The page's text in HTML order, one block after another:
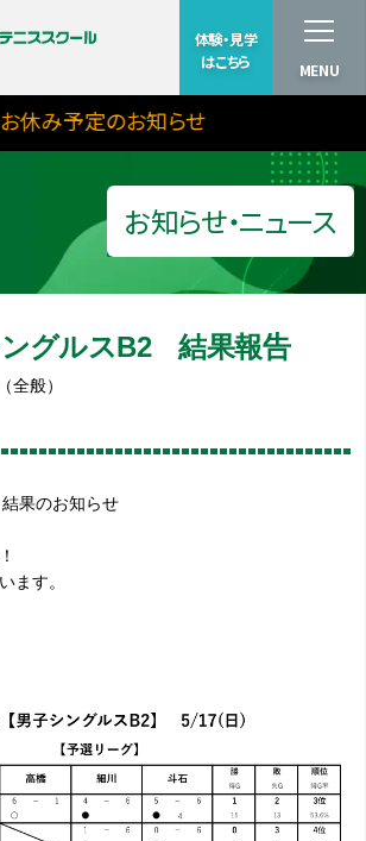
体験・見学
はこちら
MENU
休み予定のお知らせ
お知らせ・ニュース
ングルスB2 結果報告
全般）
果のお知らせ
ます。